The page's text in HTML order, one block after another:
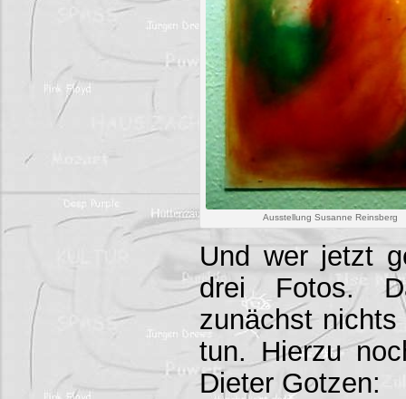
Ausstellung Susanne Reinsberg
Und wer jetzt
drei Fotos.
zunächst
tun. Hierzu
Dieter Gotzen: